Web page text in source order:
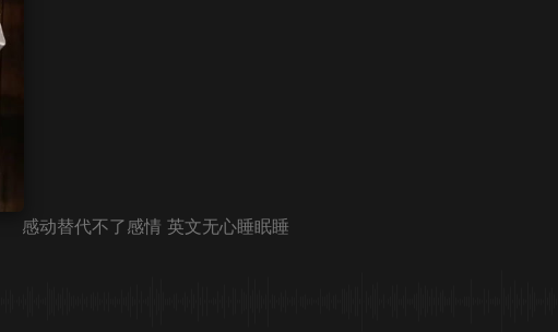
感动替代不了感情 英文无心睡眠睡